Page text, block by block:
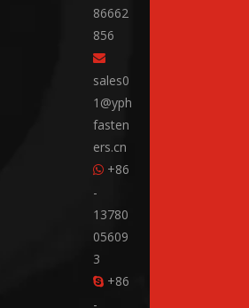
86662
856

sales0
1@yph
fasten
ers.cn
 +86
-
13780
05609
3
 +86
-